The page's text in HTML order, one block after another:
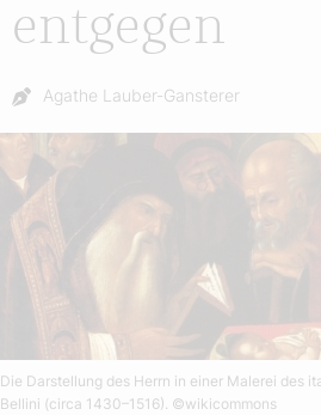
entgegen
Autor:
Agathe Lauber-Gansterer
Die Darstellung des Herrn in einer Malerei des
Bellini (circa 1430–1516). ©wikicommons